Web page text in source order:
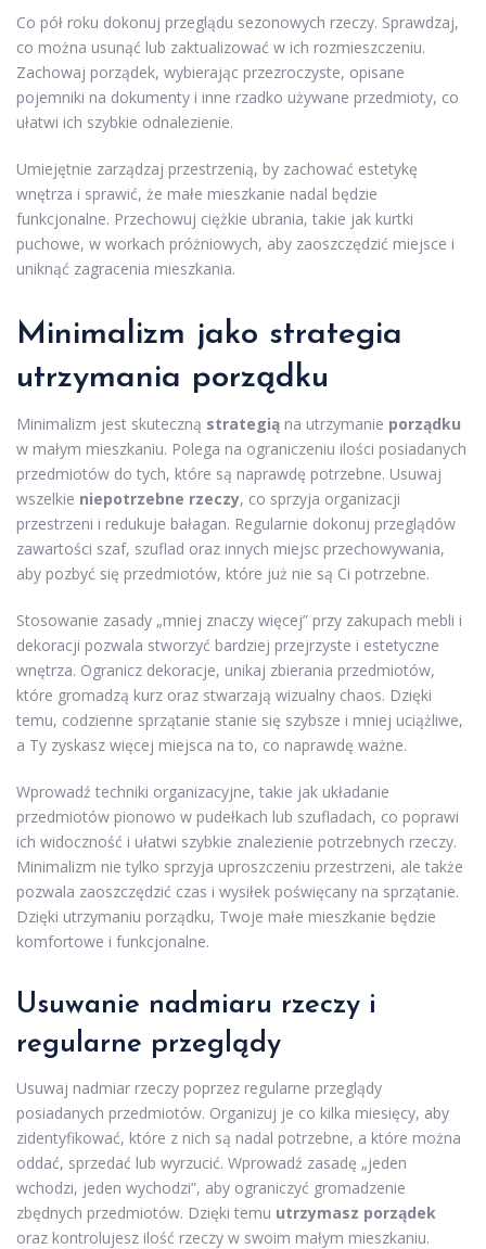
Co pół roku dokonuj przeglądu sezonowych rzeczy. Sprawdzaj,
co można usunąć lub zaktualizować w ich rozmieszczeniu.
Zachowaj porządek, wybierając przezroczyste, opisane
pojemniki na dokumenty i inne rzadko używane przedmioty, co
ułatwi ich szybkie odnalezienie.
Umiejętnie zarządzaj przestrzenią, by zachować estetykę
wnętrza i sprawić, że małe mieszkanie nadal będzie
funkcjonalne. Przechowuj ciężkie ubrania, takie jak kurtki
puchowe, w workach próżniowych, aby zaoszczędzić miejsce i
uniknąć zagracenia mieszkania.
Minimalizm jako strategia
utrzymania porządku
Minimalizm jest skuteczną strategią na utrzymanie porządku
w małym mieszkaniu. Polega na ograniczeniu ilości posiadanych
przedmiotów do tych, które są naprawdę potrzebne. Usuwaj
wszelkie niepotrzebne rzeczy, co sprzyja organizacji
przestrzeni i redukuje bałagan. Regularnie dokonuj przeglądów
zawartości szaf, szuflad oraz innych miejsc przechowywania,
aby pozbyć się przedmiotów, które już nie są Ci potrzebne.
Stosowanie zasady „mniej znaczy więcej” przy zakupach mebli i
dekoracji pozwala stworzyć bardziej przejrzyste i estetyczne
wnętrza. Ogranicz dekoracje, unikaj zbierania przedmiotów,
które gromadzą kurz oraz stwarzają wizualny chaos. Dzięki
temu, codzienne sprzątanie stanie się szybsze i mniej uciążliwe,
a Ty zyskasz więcej miejsca na to, co naprawdę ważne.
Wprowadź techniki organizacyjne, takie jak układanie
przedmiotów pionowo w pudełkach lub szufladach, co poprawi
ich widoczność i ułatwi szybkie znalezienie potrzebnych rzeczy.
Minimalizm nie tylko sprzyja uproszczeniu przestrzeni, ale także
pozwala zaoszczędzić czas i wysiłek poświęcany na sprzątanie.
Dzięki utrzymaniu porządku, Twoje małe mieszkanie będzie
komfortowe i funkcjonalne.
Usuwanie nadmiaru rzeczy i
regularne przeglądy
Usuwaj nadmiar rzeczy poprzez regularne przeglądy
posiadanych przedmiotów. Organizuj je co kilka miesięcy, aby
zidentyfikować, które z nich są nadal potrzebne, a które można
oddać, sprzedać lub wyrzucić. Wprowadź zasadę „jeden
wchodzi, jeden wychodzi”, aby ograniczyć gromadzenie
zbędnych przedmiotów. Dzięki temu utrzymasz porządek
oraz kontrolujesz ilość rzeczy w swoim małym mieszkaniu.